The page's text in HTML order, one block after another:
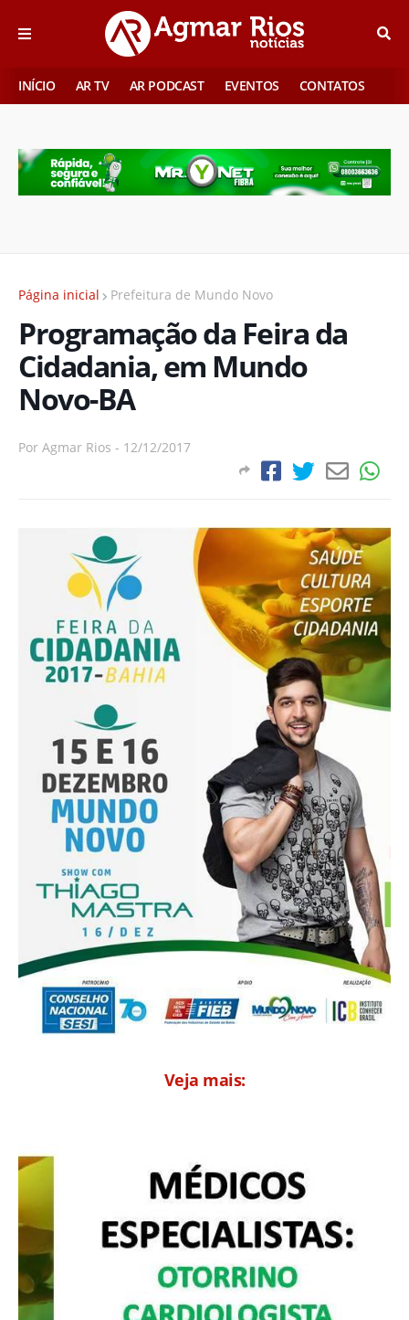
INÍCIO AR TV AR PODCAST EVENTOS CONTATOS
Página inicial Prefeitura de Mundo Novo
Programação da Feira da
Cidadania, em Mundo
Novo-BA
Por Agmar Rios - 12/12/2017
Veja mais: